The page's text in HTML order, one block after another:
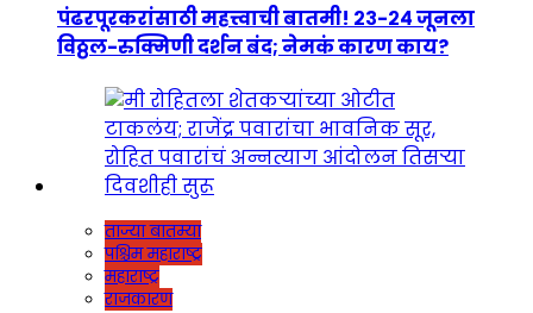
पंढरपूरकरांसाठी महत्त्वाची बातमी! २३-२४ जूनला
विठ्ठल-रुक्मिणी दर्शन बंद; नेमकं कारण काय?
ताज्या बातम्या
पश्चिम महाराष्ट्र
महाराष्ट्र
राजकारण